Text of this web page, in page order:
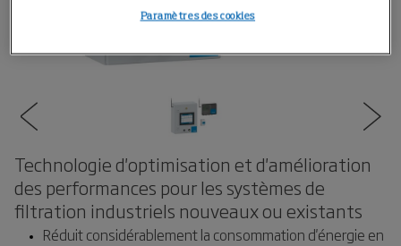
Technologie d'optimisation et d'amélioration
des performances pour les systèmes de
filtration industriels nouveaux ou existants
Réduit considérablement la consommation d'énergie en
Paramètres des cookies